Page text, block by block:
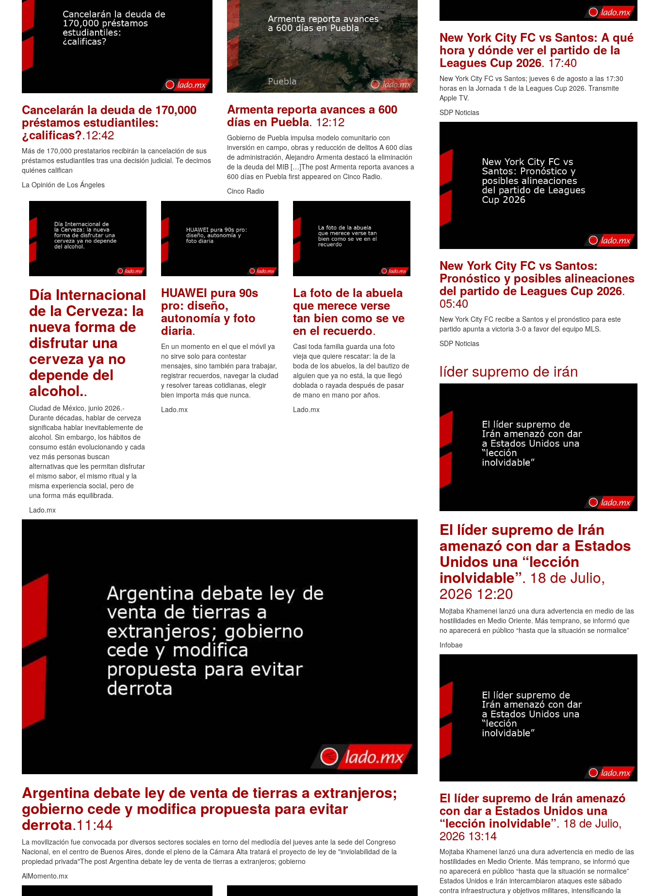
Cancelarán la deuda de 170,000
préstamos estudiantiles:
¿calificas?.12:42
Más de 170,000 prestatarios recibirán la cancelación de sus
préstamos estudiantiles tras una decisión judicial. Te decimos
quiénes califican
La Opinión de Los Ángeles
Armenta reporta avances a 600
días en Puebla. 12:12
Gobierno de Puebla impulsa modelo comunitario con
inversión en campo, obras y reducción de delitos A 600 días
de administración, Alejandro Armenta destacó la eliminación
de la deuda del MIB […]The post Armenta reporta avances a
600 días en Puebla first appeared on Cinco Radio.
Cinco Radio
Día Internacional
de la Cerveza: la
nueva forma de
disfrutar una
cerveza ya no
depende del
alcohol..
Ciudad de México, junio 2026.-
Durante décadas, hablar de cerveza
significaba hablar inevitablemente de
alcohol. Sin embargo, los hábitos de
consumo están evolucionando y cada
vez más personas buscan
alternativas que les permitan disfrutar
el mismo sabor, el mismo ritual y la
misma experiencia social, pero de
una forma más equilibrada.
Lado.mx
HUAWEI pura 90s
pro: diseño,
autonomía y foto
diaria.
En un momento en el que el móvil ya
no sirve solo para contestar
mensajes, sino también para trabajar,
registrar recuerdos, navegar la ciudad
y resolver tareas cotidianas, elegir
bien importa más que nunca.
Lado.mx
La foto de la abuela
que merece verse
tan bien como se ve
en el recuerdo.
Casi toda familia guarda una foto
vieja que quiere rescatar: la de la
boda de los abuelos, la del bautizo de
alguien que ya no está, la que llegó
doblada o rayada después de pasar
de mano en mano por años.
Lado.mx
Argentina debate ley de venta de tierras a extranjeros;
gobierno cede y modifica propuesta para evitar
derrota.11:44
La movilización fue convocada por diversos sectores sociales en torno del mediodía del jueves ante la sede del Congreso
Nacional, en el centro de Buenos Aires, donde el pleno de la Cámara Alta tratará el proyecto de ley de "inviolabilidad de la
propiedad privada"The post Argentina debate ley de venta de tierras a extranjeros; gobierno
AlMomento.mx
New York City FC vs Santos: A qué
hora y dónde ver el partido de la
Leagues Cup 2026. 17:40
New York City FC vs Santos; jueves 6 de agosto a las 17:30
horas en la Jornada 1 de la Leagues Cup 2026. Transmite
Apple TV.
SDP Noticias
New York City FC vs Santos:
Pronóstico y posibles alineaciones
del partido de Leagues Cup 2026.
05:40
New York City FC recibe a Santos y el pronóstico para este
partido apunta a victoria 3-0 a favor del equipo MLS.
SDP Noticias
líder supremo de irán
El líder supremo de Irán
amenazó con dar a Estados
Unidos una “lección
inolvidable”. 18 de Julio,
2026 12:20
Mojtaba Khamenei lanzó una dura advertencia en medio de las
hostilidades en Medio Oriente. Más temprano, se informó que
no aparecerá en público “hasta que la situación se normalice”
Infobae
El líder supremo de Irán amenazó
con dar a Estados Unidos una
“lección inolvidable”. 18 de Julio,
2026 13:14
Mojtaba Khamenei lanzó una dura advertencia en medio de las
hostilidades en Medio Oriente. Más temprano, se informó que
no aparecerá en público “hasta que la situación se normalice”
Estados Unidos e Irán intercambiaron ataques este sábado
contra infraestructura y objetivos militares, intensificando la